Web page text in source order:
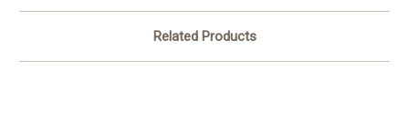
Related Products